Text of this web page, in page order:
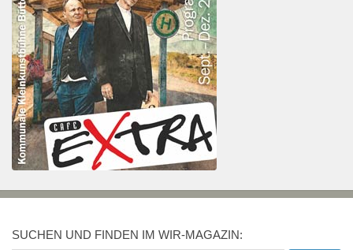
SUCHEN UND FINDEN IM WIR-MAGAZIN: